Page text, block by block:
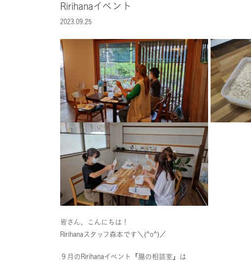
Ririhanaイベント
2023.09.25
皆さん、こんにちは！
Ririhanaスタッフ森本です＼(^o^)／
９月のRirihanaイベント『腸の相談室』は